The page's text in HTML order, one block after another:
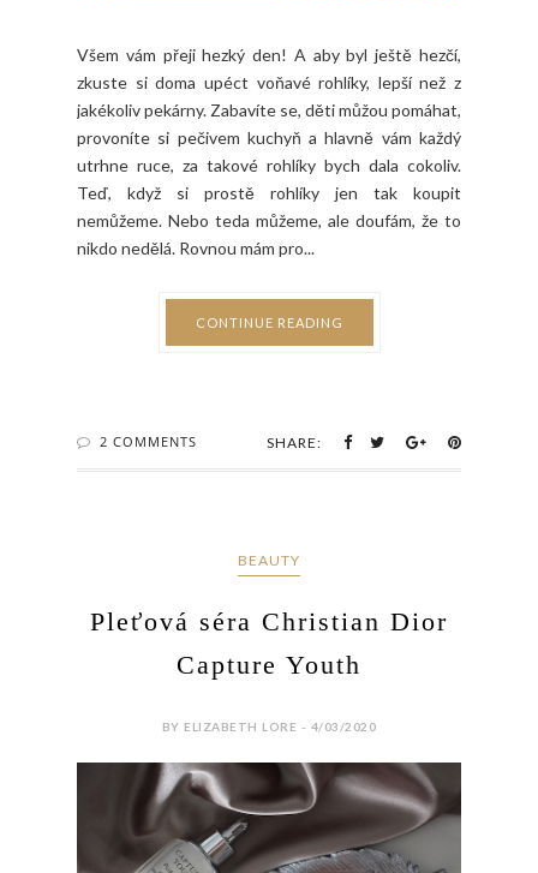
Všem vám přeji hezký den! A aby byl ještě hezčí,
zkuste si doma upéct voňavé rohlíky, lepší než z
jakékoliv pekárny. Zabavíte se, děti můžou pomáhat,
provoníte si pečivem kuchyň a hlavně vám každý
utrhne ruce, za takové rohlíky bych dala cokoliv.
Teď, když si prostě rohlíky jen tak koupit
nemůžeme. Nebo teda můžeme, ale doufám, že to
nikdo nedělá. Rovnou mám pro...
CONTINUE READING
2 COMMENTS SHARE:
BEAUTY
Pleťová séra Christian Dior
Capture Youth
BY ELIZABETH LORE - 4/03/2020